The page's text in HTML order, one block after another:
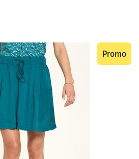
Promo